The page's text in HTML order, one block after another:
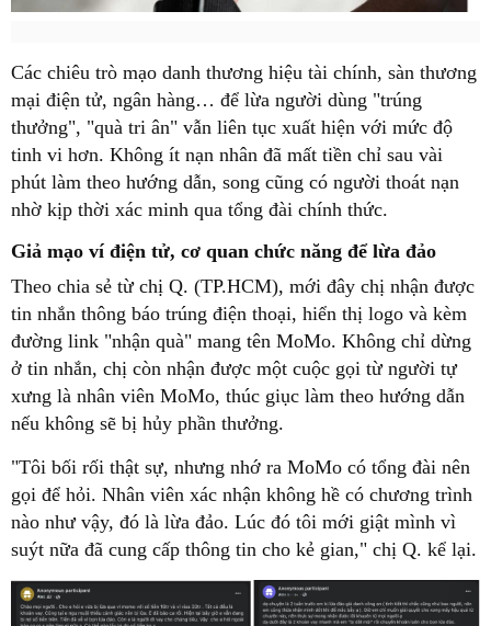
Các chiêu trò mạo danh thương hiệu tài chính, sàn thương
mại điện tử, ngân hàng… để lừa người dùng "trúng
thưởng", "quà tri ân" vẫn liên tục xuất hiện với mức độ
tinh vi hơn. Không ít nạn nhân đã mất tiền chỉ sau vài
phút làm theo hướng dẫn, song cũng có người thoát nạn
nhờ kịp thời xác minh qua tổng đài chính thức.
Giả mạo ví điện tử, cơ quan chức năng để lừa đảo
Theo chia sẻ từ chị Q. (TP.HCM), mới đây chị nhận được
tin nhắn thông báo trúng điện thoại, hiển thị logo và kèm
đường link "nhận quà" mang tên MoMo. Không chỉ dừng
ở tin nhắn, chị còn nhận được một cuộc gọi từ người tự
xưng là nhân viên MoMo, thúc giục làm theo hướng dẫn
nếu không sẽ bị hủy phần thưởng.
"Tôi bối rối thật sự, nhưng nhớ ra MoMo có tổng đài nên
gọi để hỏi. Nhân viên xác nhận không hề có chương trình
nào như vậy, đó là lừa đảo. Lúc đó tôi mới giật mình vì
suýt nữa đã cung cấp thông tin cho kẻ gian," chị Q. kể lại.